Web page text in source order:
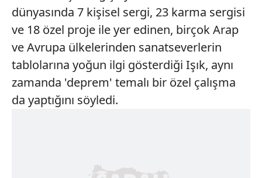
dünyasında 7 kişisel sergi, 23 karma sergisi
ve 18 özel proje ile yer edinen, birçok Arap
ve Avrupa ülkelerinden sanatseverlerin
tablolarına yoğun ilgi gösterdiği Işık, aynı
zamanda 'deprem' temalı bir özel çalışma
da yaptığını söyledi.